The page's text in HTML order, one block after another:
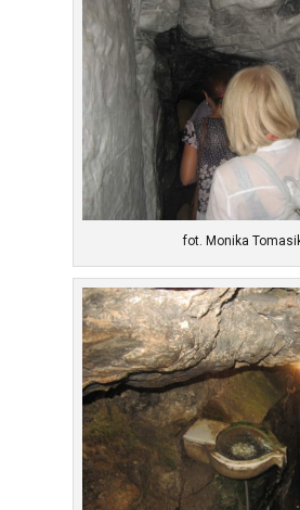
fot. Monika